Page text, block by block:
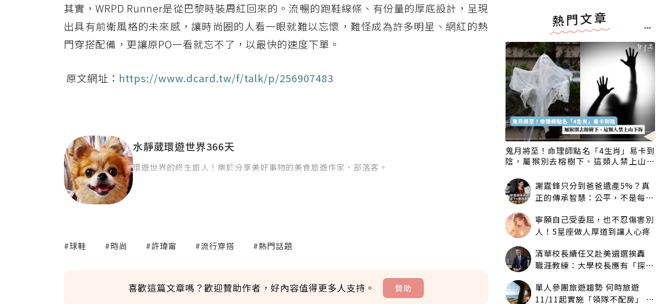
其實，WRPD Runner是從巴黎時裝周紅回來的。流暢的跑鞋線條、有份量的厚底設計，呈現
出具有前衛風格的未來感，讓時尚圈的人看一眼就難以忘懷，難怪成為許多明星、網紅的熱
門穿搭配備，更讓原PO一看就忘不了，以最快的速度下單。
原文網址： https://www.dcard.tw/f/talk/p/256907483
水靜葳環遊世界366天
環遊世界的終生旅人！樂於分享美好事物的美食旅遊作家、部落客。
#球鞋 #時尚 #許瑋甯 #流行穿搭 #熱門話題
喜歡這篇文章嗎？歡迎贊助作者，好內容值得更多人支持。 贊助
熱門文章
鬼月將至！命理師點名「4生肖」易卡到
陰，屬猴別去榕樹下、這類人禁上山下
謝霆鋒只分到爸爸遺產5%？真
正的傳承智慧：公平，不是每個
寧願自己受委屈，也不忍傷害別
人！5星座做人厚道到讓人心疼
清華校長續任又赴美遴選挨轟
職涯教練：大學校長應有「探
單人參團旅遊趨勢 何時旅遊
11/11起實施「領隊不配房」 落